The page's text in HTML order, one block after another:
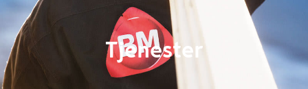
Tjenester